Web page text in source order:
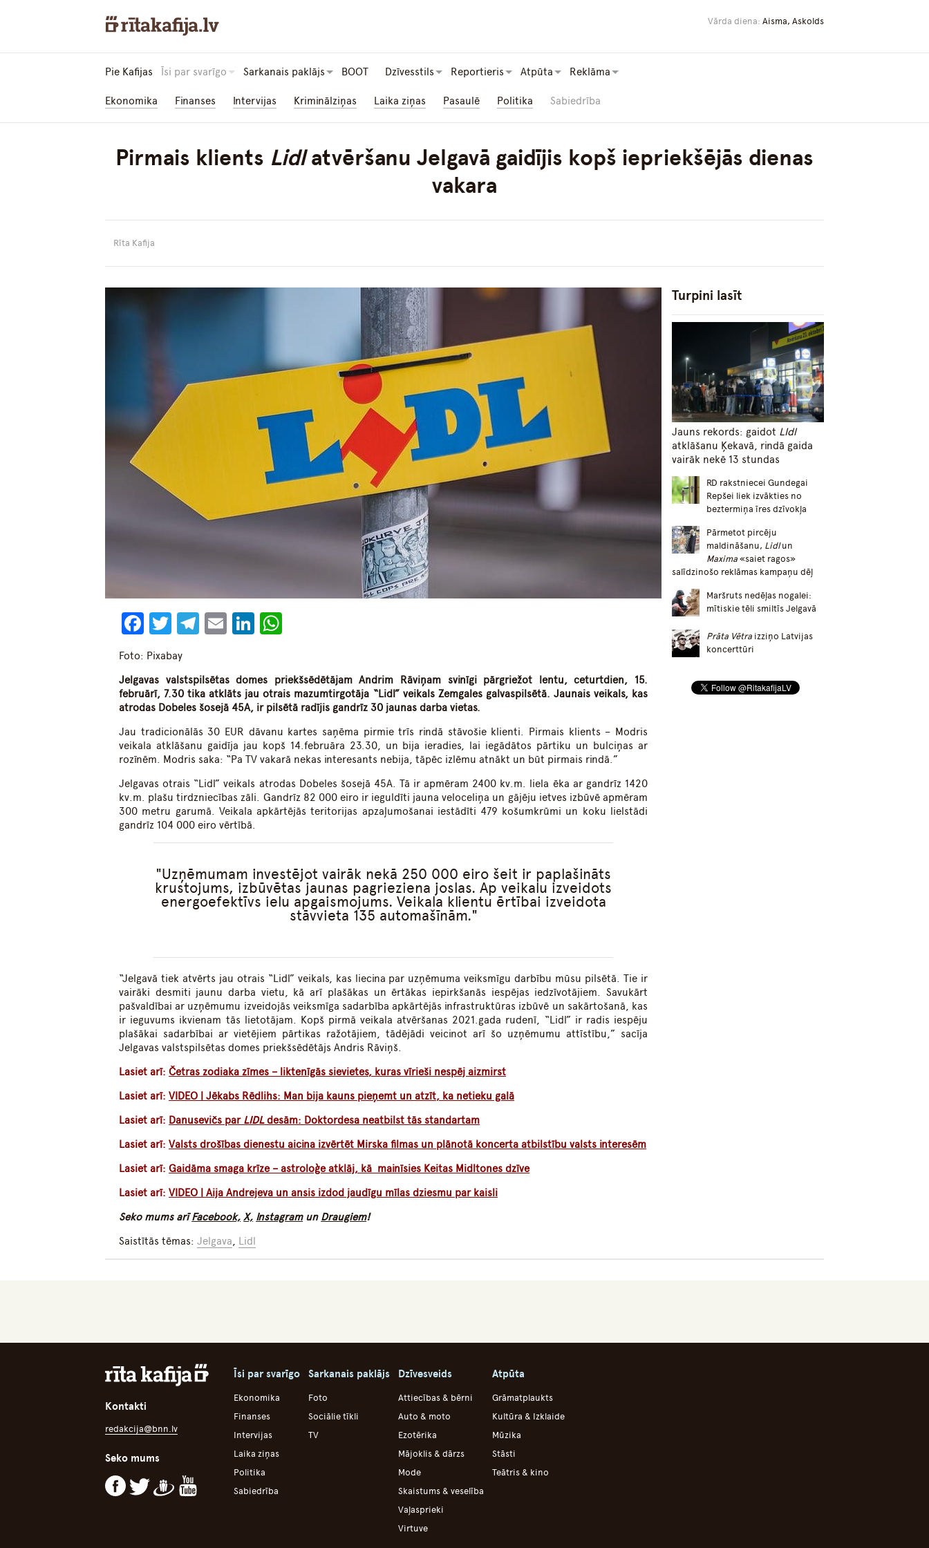
Vārda diena: Aisma, Askolds
Pie Kafijas Īsi par svarīgo Sarkanais paklājs BOOT Dzīvesstils Reportieris Atpūta Reklāma
Ekonomika Finanses Intervijas Kriminālziņas Laika ziņas Pasaulē Politika Sabiedrība
Pirmais klients Lidlatvēršanu Jelgavā gaidījis kopš iepriekšējās dienas
vakara
Rīta Kafija
Facebook
Twitter
Telegram
EmailLinkedIn
Foto: Pixabay
Jelgavas valstspilsētas domes priekšsēdētājam Andrim Rāviņam svinīgi pārgriežot lentu, ceturtdien, 15.
februārī, 7.30 tika atklāts jau otrais mazumtirgotāja “Lidl” veikals Zemgales galvaspilsētā. Jaunais veikals, kas
atrodas Dobeles šosejā 45A, ir pilsētā radījis gandrīz 30 jaunas darba vietas.
Jau tradicionālās 30 EUR dāvanu kartes saņēma pirmie trīs rindā stāvošie klienti. Pirmais klients – Modris
veikala atklāšanu gaidīja jau kopš 14.februāra 23.30, un bija ieradies, lai iegādātos pārtiku un bulciņas ar
rozīnēm. Modris saka: “Pa TV vakarā nekas interesants nebija, tāpēc izlēmu atnākt un būt pirmais rindā.”
Jelgavas otrais “Lidl” veikals atrodas Dobeles šosejā 45A. Tā ir apmēram 2400 kv.m. liela ēka ar gandrīz 1420
kv.m. plašu tirdzniecības zāli. Gandrīz 82 000 eiro ir ieguldīti jauna veloceliņa un gājēju ietves izbūvē apmēram
300 metru garumā. Veikala apkārtējās teritorijas apzaļumošanai iestādīti 479 košumkrūmi un koku lielstādi
gandrīz 104 000 eiro vērtībā.
Uzņēmumam investējot vairāk nekā 250 000 eiro šeit ir paplašināts
krustojums, izbūvētas jaunas pagrieziena joslas. Ap veikalu izveidots
energoefektīvs ielu apgaismojums. Veikala klientu ērtībai izveidota
stāvvieta 135 automašīnām.
“Jelgavā tiek atvērts jau otrais “Lidl” veikals, kas liecina par uzņēmuma veiksmīgu darbību mūsu pilsētā. Tie ir
vairāki desmiti jaunu darba vietu, kā arī plašākas un ērtākas iepirkšanās iespējas iedzīvotājiem. Savukārt
pašvaldībai ar uzņēmumu izveidojās veiksmīga sadarbība apkārtējās infrastruktūras izbūvē un sakārtošanā, kas
ir ieguvums ikvienam tās lietotājam. Kopš pirmā veikala atvēršanas 2021.gada rudenī, “Lidl” ir radis iespēju
plašākai sadarbībai ar vietējiem pārtikas ražotājiem, tādējādi veicinot arī šo uzņēmumu attīstību,” sacīja
Jelgavas valstspilsētas domes priekšsēdētājs Andris Rāviņš.
Lasiet arī:Četras zodiaka zīmes – liktenīgās sievietes, kuras vīrieši nespēj aizmirst
Lasiet arī:VIDEO | Jēkabs Rēdlihs: Man bija kauns pieņemt un atzīt, ka netieku galā
Lasiet arī: Danusevičs par LIDLdesām: Doktordesa neatbilst tās standartam
Lasiet arī:Valsts drošības dienestu aicina izvērtēt Mirska filmas un plānotā koncerta atbilstību valsts interesēm
Lasiet arī:Gaidāma smaga krīze – astroloģe atklāj, kā mainīsies Keitas Midltones dzīve
Lasiet arī:VIDEO | Aija Andrejeva un ansis izdod jaudīgu mīlas dziesmu par kaisli
Seko mums arīFacebook, X, Instagramun Draugiem!
Saistītās tēmas:Jelgava, Lidl
Turpini lasīt
Jauns rekords: gaidot LIdl
atklāšanu Ķekavā, rindā gaida
vairāk nekē 13 stundas
RD rakstniecei Gundegai
Repšei liek izvākties no
beztermiņa īres dzīvokļa
Pārmetot pircēju
maldināšanu, Lidlun
Maxima «saiet ragos»
salīdzinošo reklāmas kampaņu dēļ
Maršruts nedēļas nogalei:
mītiskie tēli smiltīs Jelgavā
Prāta Vētra izziņo Latvijas
koncerttūri
Kontakti
redakcija@bnn.lv
Seko mums
Īsi par svarīgo
Ekonomika
Finanses
Intervijas
Laika ziņas
Politika
Sabiedrība
Sarkanais paklājs
Foto
Sociālie tīkli
TV
Dzīvesveids
Attiecības & bērni
Auto & moto
Ezotērika
Mājoklis & dārzs
Mode
Skaistums & veselība
Vaļasprieki
Virtuve
Atpūta
Grāmatplaukts
Kultūra & Izklaide
Mūzika
Stāsti
Teātris & kino